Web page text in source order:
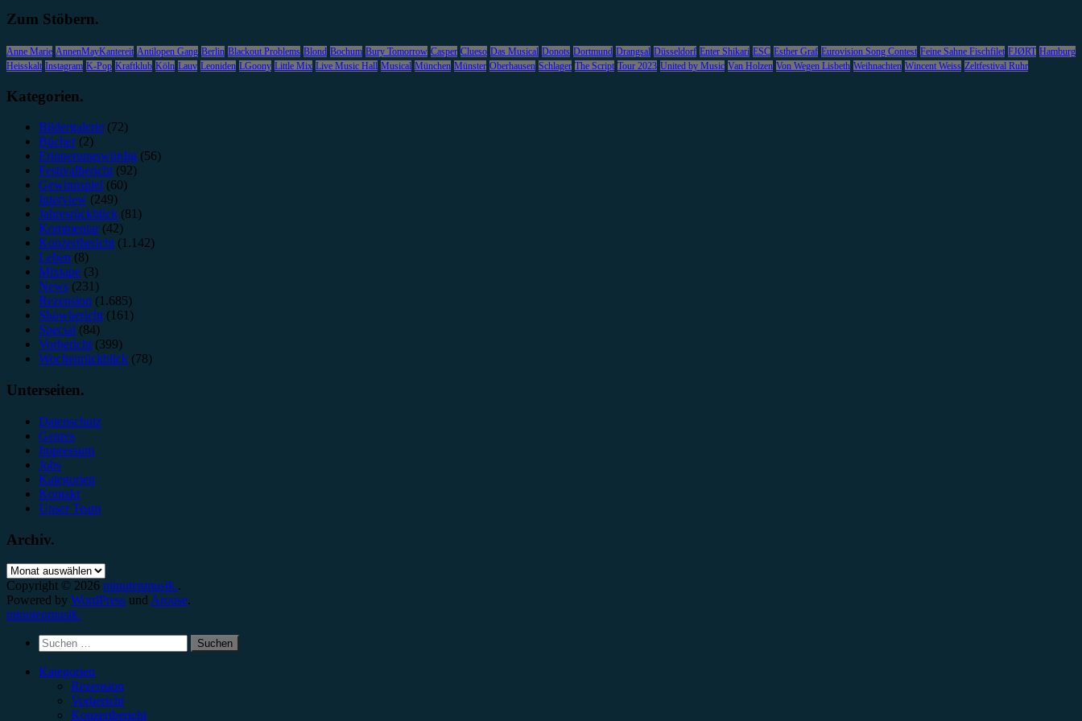
Zum Stöbern.
Anne Marie AnnenMayKantereit Antilopen Gang Berlin Blackout Problems Blond Bochum Bury Tomorrow Casper Clueso Das Musical Donots Dortmund Drangsal Düsseldorf Enter Shikari ESC Esther Graf Eurovision Song Contest Feine Sahne Fischfilet FJØRT Hamburg
Heisskalt Instagram K-Pop Kraftklub Köln Lauv Leoniden LGoony Little Mix Live Music Hall Musical München Münster Oberhausen Schlager The Script Tour 2023 United by Music Van Holzen Von Wegen Lisbeth Weihnachten Wincent Weiss Zeltfestival Ruhr
Kategorien.
Bildergalerie (72)
Bücher(2)
Erinnerungswürdig (56)
Festivalbericht(92)
Gewinnspiel (60)
Interview (249)
Jahresrückblick (81)
Kommentar(42)
Konzertbericht(1.142)
Leben (8)
Mixtape (3)
News (231)
Rezension (1.685)
Showbericht(161)
Special (84)
Vorbericht(399)
Wochenrückblick (78)
Unterseiten.
Datenschutz
Genres
Impressum
Jobs
Kategorien
Kontakt
Unser Team
Archiv.
Archiv.
Copyright © 2026 minutenmusik..
Powered by WordPress und Arouse.
minutenmusik.
Suchen
nach:
Kategorien
Rezension
Vorbericht
Konzertbericht